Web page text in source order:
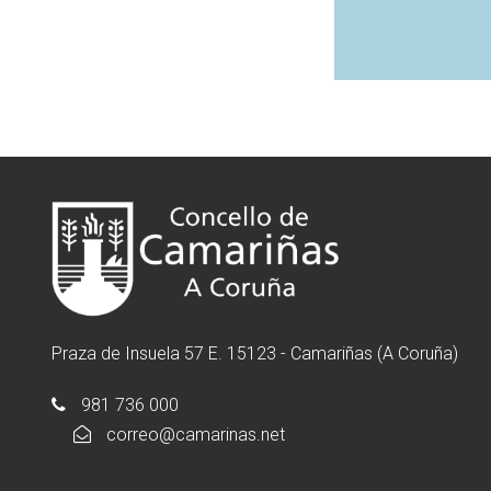
Praza de Insuela 57 E. 15123 - Camariñas (A Coruña)
981 736 000
correo@camarinas.net